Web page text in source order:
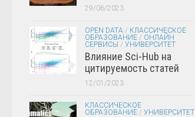
29/06/2023
OPEN DATA / КЛАССИЧЕСКОЕ
ОБРАЗОВАНИЕ / ОНЛАЙН
СЕРВИСЫ / УНИВЕРСИТЕТ
Влияние Sci-Hub на
цитируемость статей
12/01/2023
КЛАССИЧЕСКОЕ
ОБРАЗОВАНИЕ / УНИВЕРСИТЕТ